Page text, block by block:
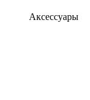
Аксессуары